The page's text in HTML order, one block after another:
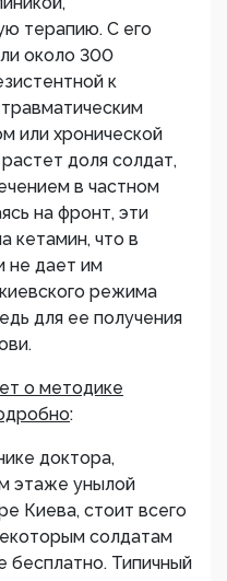
терапию. С его
около 300
к
или хронической
доля солдат,
в частном
на фронт, эти
кетамин, что в
не дает им
режима
для ее получения
о методике
:
доктора,
этаже унылой
Киева, стоит всего
солдатам
бесплатно. Типичный